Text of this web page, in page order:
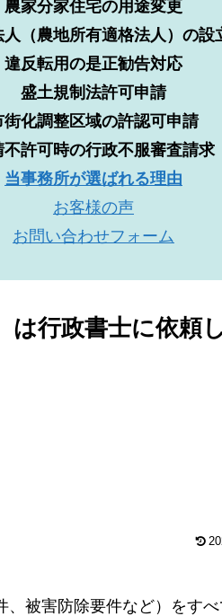
農家分家住宅の用途変更
人（農地所有適格法人）の設
違反転用の是正勧告対応
盛土規制法許可申請
街化調整区域の許認可申請
不許可時の行政不服審査請求
当事務所が選ばれる理由
お客様の声
お問い合わせフォーム
行政書士に依頼
被害防除要件など）をすべ